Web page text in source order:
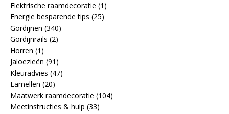
Elektrische raamdecoratie (1)
Energie besparende tips (25)
Gordijnen (340)
Gordijnrails (2)
Horren (1)
Jaloezieën (91)
Kleuradvies (47)
Lamellen (20)
Maatwerk raamdecoratie (104)
Meetinstructies & hulp (33)